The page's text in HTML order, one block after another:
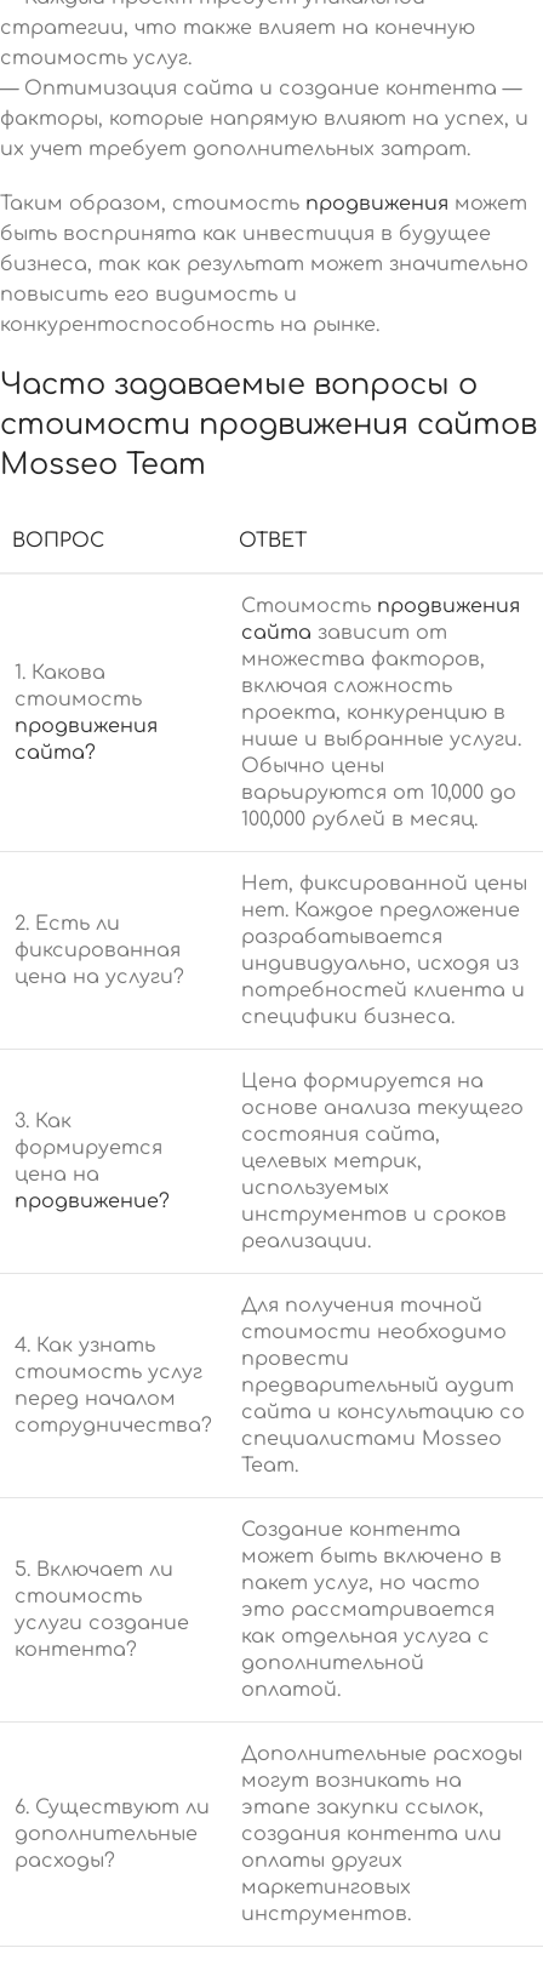
стратегии, что также влияет на конечную
стоимость услуг.
— Оптимизация сайта и создание контента —
факторы, которые напрямую влияют на успех, и
их учет требует дополнительных затрат.
Таким образом, стоимость продвижения может
быть воспринята как инвестиция в будущее
бизнеса, так как результат может значительно
повысить его видимость и
конкурентоспособность на рынке.
Часто задаваемые вопросы о
стоимости продвижения сайтов
Mosseo Team
ВОПРОС ОТВЕТ
1. Какова
стоимость
продвижения
сайта?
Стоимость продвижения
сайта зависит от
множества факторов,
включая сложность
проекта, конкуренцию в
нише и выбранные услуги.
Обычно цены
варьируются от 10,000 до
100,000 рублей в месяц.
2. Есть ли
фиксированная
цена на услуги?
Нет, фиксированной цены
нет. Каждое предложение
разрабатывается
индивидуально, исходя из
потребностей клиента и
специфики бизнеса.
3. Как
формируется
цена на
продвижение?
Цена формируется на
основе анализа текущего
состояния сайта,
целевых метрик,
используемых
инструментов и сроков
реализации.
4. Как узнать
стоимость услуг
перед началом
сотрудничества?
Для получения точной
стоимости необходимо
провести
предварительный аудит
сайта и консультацию со
специалистами Mosseo
Team.
5. Включает ли
стоимость
услуги создание
контента?
Создание контента
может быть включено в
пакет услуг, но часто
это рассматривается
как отдельная услуга с
дополнительной
оплатой.
6. Существуют ли
дополнительные
расходы?
Дополнительные расходы
могут возникать на
этапе закупки ссылок,
создания контента или
оплаты других
маркетинговых
инструментов.